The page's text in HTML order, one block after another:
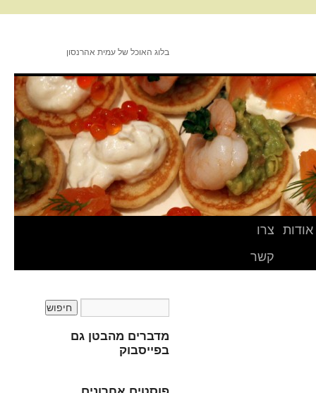
בלוג האוכל של עמית אהרנסון
אודות
צרו
קשר
מדברים מהבטן גם
בפייסבוק